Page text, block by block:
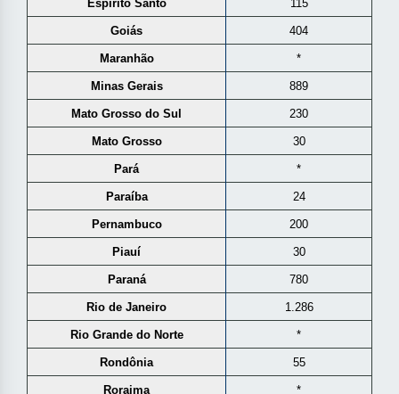
Espírito Santo 115
Goiás 404
Maranhão *
Minas Gerais 889
Mato Grosso do Sul 230
Mato Grosso 30
Pará *
Paraíba 24
Pernambuco 200
Piauí 30
Paraná 780
Rio de Janeiro 1.286
Rio Grande do Norte *
Rondônia 55
Roraima *